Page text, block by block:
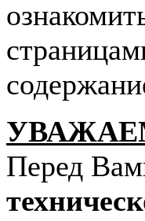
Перед